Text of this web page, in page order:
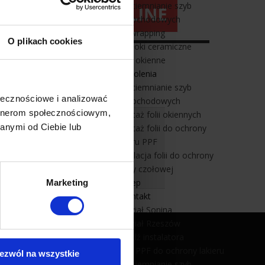
O plikach cookies
i analizować
społecznościowym,
od Ciebie lub
Marketing
na wszystkie
Przyciemnianie szyb
samochodowych
Car wrapping
Powłoki ceramiczne
Folie okienne
Szkolenia
Przyciemnianie szyb
samochodowych
Montaż folii okiennych
Montaż folii do ochrony
lakieru PPF
Instalacja folii do ochrony
szyby czołowej
Sklep
Kontakt
Oddział Sonina
Znajdź instalatora
folii okiennych!
możliwości.
Folie na okna